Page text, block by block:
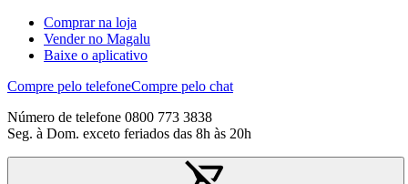
Comprar na loja
Vender no Magalu
Baixe o aplicativo
Compre pelo telefoneCompre pelo chat
Número de telefone 0800 773 3838
Seg. à Dom. exceto feriados das 8h às 20h